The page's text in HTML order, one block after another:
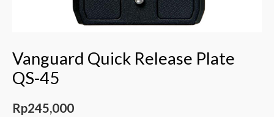
Vanguard Quick Release Plate
QS-45
Rp245,000